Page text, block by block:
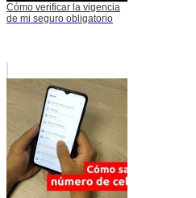
Cómo verificar la vigencia
de mi seguro obligatorio